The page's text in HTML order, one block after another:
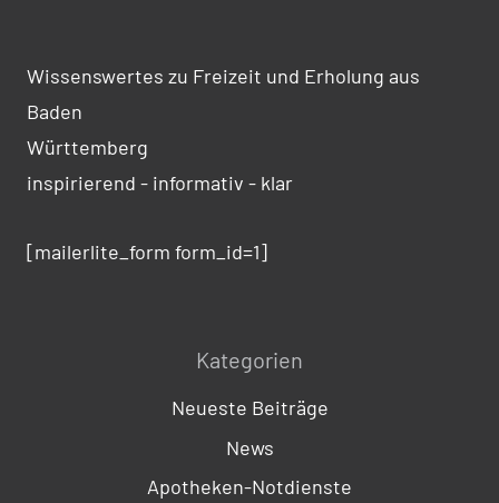
Wissenswertes zu Freizeit und Erholung aus
Baden
Württemberg
inspirierend - informativ - klar
[mailerlite_form form_id=1]
Kategorien
Neueste Beiträge
News
Apotheken-Notdienste